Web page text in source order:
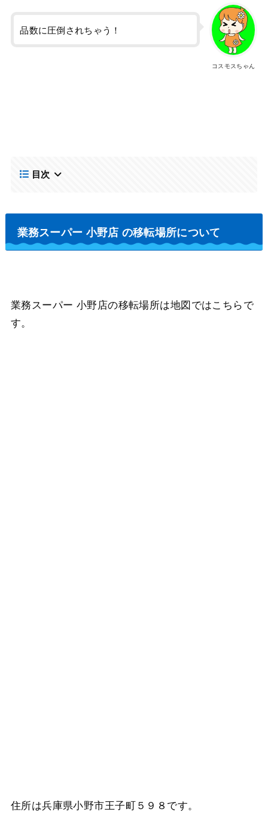
コスモスちゃん
品数に圧倒されちゃう！
目次
業務スーパー 小野店 の移転場所について
業務スーパー 小野店の移転場所は地図ではこちらで
す。
住所は兵庫県小野市王子町５９８です。